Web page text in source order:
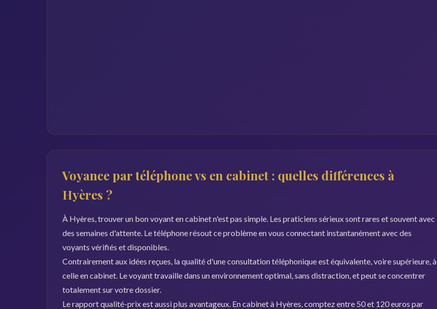
Voyance par téléphone vs en cabinet : quelles différences à
Hyères ?
À Hyères, trouver un bon voyant en cabinet n'est pas simple. Les praticiens sérieux sont rares et souvent avec
des semaines d'attente. Le téléphone résout ce problème en vous connectant instantanément avec des
voyants vérifiés et disponibles.
Contrairement aux idées reçues, la qualité d'une consultation téléphonique est équivalente, voire supérieure, à
celle en cabinet. Le voyant travaille dans un environnement optimal, sans distraction, et peut se concentrer
totalement sur votre dossier.
Le rapport qualité-prix est aussi plus avantageux. En cabinet à Hyères, comptez entre 50 et 120 euros par